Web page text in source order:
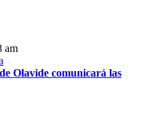
am
Olavide comunicará las